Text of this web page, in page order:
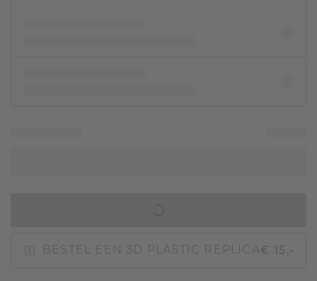
BESTEL EEN 3D PLASTIC REPLICA€ 15,-